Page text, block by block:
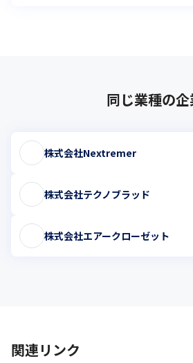
同じ業種の
株式会社Nextremer
株式会社テクノブラッド
株式会社エアークローゼット
関連リンク